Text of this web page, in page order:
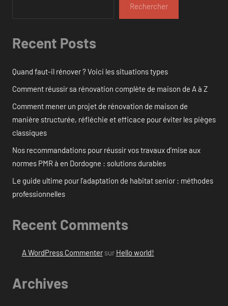
Rechercher
Recent Posts
Quand faut-il rénover ? Voici les situations types
Comment réussir sa rénovation complète de maison de A à Z
Comment mener un projet de rénovation de maison de
manière structurée, réfléchie et efficace pour éviter les pièges
classiques
Nos recommandations pour réussir vos travaux d’mise aux
normes PMR à en Dordogne : solutions durables
Le guide ultime pour l’adaptation de habitat senior : méthodes
professionnelles
Recent Comments
A WordPress Commentersur Hello world!
Archives